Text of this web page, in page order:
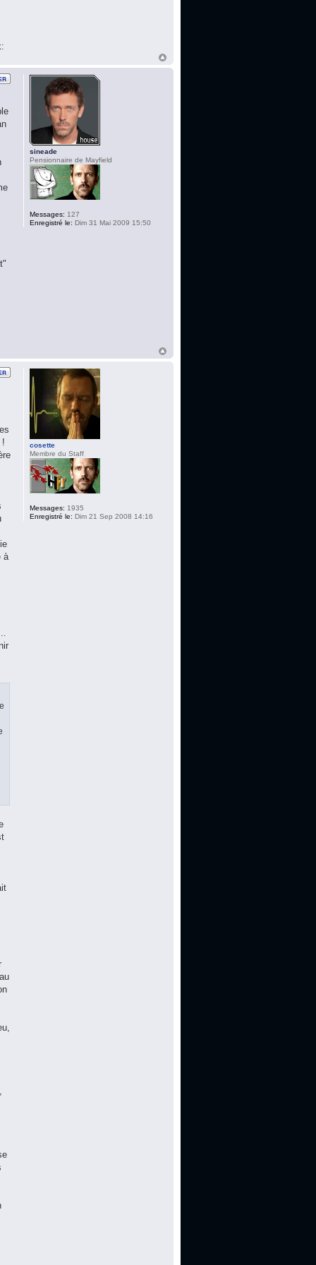
sineade
Pensionnaire de Mayfield
Messages: 127
Enregistré le: Dim 31 Mai 2009 15:50
!
à
cosette
Membre du Staff
Messages: 1935
Enregistré le: Dim 21 Sep 2008 14:16